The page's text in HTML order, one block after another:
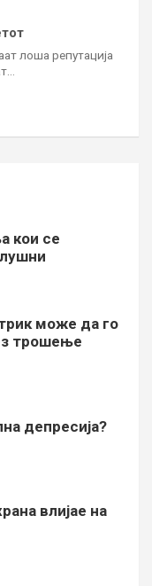
лоша репутација
кои се
може да го
трошење
депресија?
влијае на